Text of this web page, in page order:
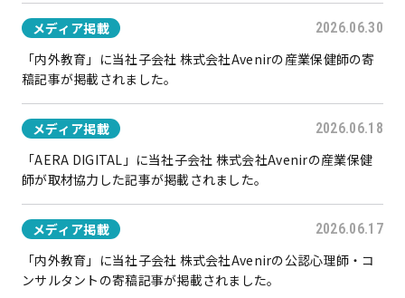
メディア掲載 2026.06.30
「内外教育」に当社子会社 株式会社Avenirの産業保健師の寄
稿記事が掲載されました。
メディア掲載 2026.06.18
「AERA DIGITAL」に当社子会社 株式会社Avenirの産業保健
師が取材協力した記事が掲載されました。
メディア掲載 2026.06.17
「内外教育」に当社子会社 株式会社Avenirの公認心理師・コ
ンサルタントの寄稿記事が掲載されました。